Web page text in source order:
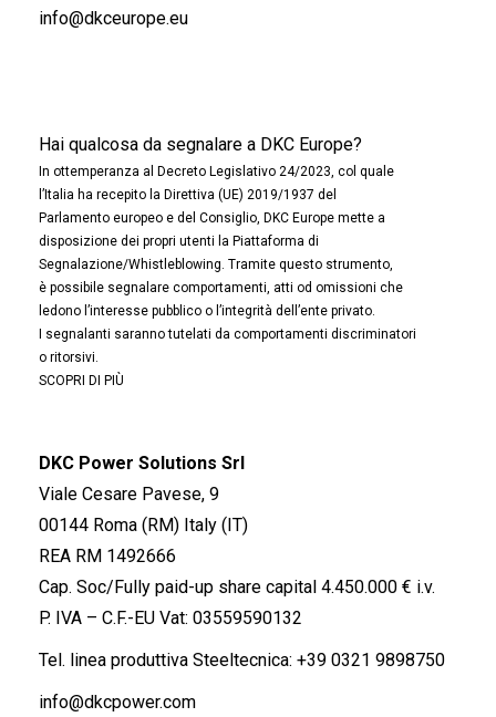
info@dkceurope.eu
Hai qualcosa da segnalare a DKC Europe?
In ottemperanza al Decreto Legislativo 24/2023, col quale
l’Italia ha recepito la Direttiva (UE) 2019/1937 del
Parlamento europeo e del Consiglio, DKC Europe mette a
disposizione dei propri utenti la Piattaforma di
Segnalazione/Whistleblowing. Tramite questo strumento,
è possibile segnalare comportamenti, atti od omissioni che
ledono l’interesse pubblico o l’integrità dell’ente privato.
I segnalanti saranno tutelati da comportamenti discriminatori
o ritorsivi.
SCOPRI DI PIÙ
DKC Power Solutions Srl
Viale Cesare Pavese, 9
00144 Roma (RM) Italy (IT)
REA RM 1492666
Cap. Soc/Fully paid-up share capital 4.450.000 € i.v.
P. IVA – C.F.-EU Vat: 03559590132
Tel. linea produttiva Steeltecnica: +39 0321 9898750
info@dkcpower.com